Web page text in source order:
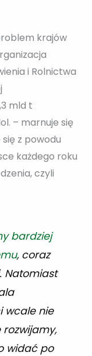
krajów
i Rolnictwa
mld t
– marnuje się
z powodu
każdego roku
czyli
bardziej
, coraz
Natomiast
wcale nie
widać po